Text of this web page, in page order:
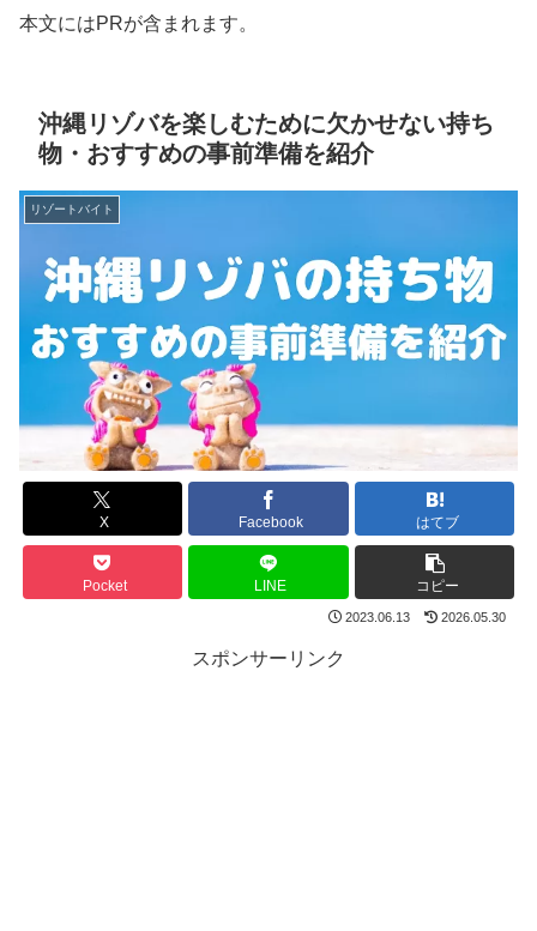
本文にはPRが含まれます。
沖縄リゾバを楽しむために欠かせない持ち
物・おすすめの事前準備を紹介
リゾートバイト
X Facebook はてブ
Pocket LINE コピー
2023.06.13 2026.05.30
スポンサーリンク